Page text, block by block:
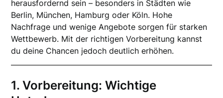
herausfordernd sein – besonders in Städten wie
Berlin, München, Hamburg oder Köln. Hohe
Nachfrage und wenige Angebote sorgen für starken
Wettbewerb. Mit der richtigen Vorbereitung kannst
du deine Chancen jedoch deutlich erhöhen.
1. Vorbereitung: Wichtige